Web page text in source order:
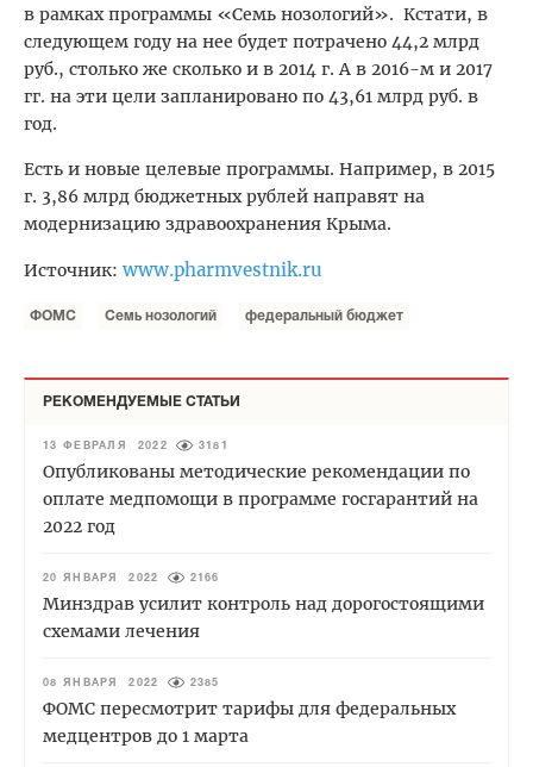
в рамках программы «Семь нозологий». Кстати, в
следующем году на нее будет потрачено 44,2 млрд
руб., столько же сколько и в 2014 г. А в 2016-м и 2017
гг. на эти цели запланировано по 43,61 млрд руб. в
год.
Есть и новые целевые программы. Например, в 2015
г. 3,86 млрд бюджетных рублей направят на
модернизацию здравоохранения Крыма.
Источник: www.pharmvestnik.ru
ФОМС Семь нозологий федеральный бюджет
РЕКОМЕНДУЕМЫЕ СТАТЬИ
13 ФЕВРАЛЯ 2022 3181
Опубликованы методические рекомендации по
оплате медпомощи в программе госгарантий на
2022 год
20 ЯНВАРЯ 2022 2166
Минздрав усилит контроль над дорогостоящими
схемами лечения
08 ЯНВАРЯ 2022 2385
ФОМС пересмотрит тарифы для федеральных
медцентров до 1 марта